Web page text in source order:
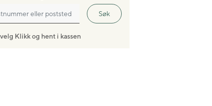
Søk
Klikk og hent i kassen